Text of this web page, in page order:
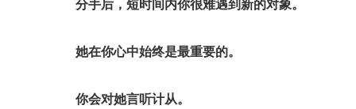
分手后，短时间内你很难遇到新的对象。
她在你心中始终是最重要的。
你会对她言听计从。